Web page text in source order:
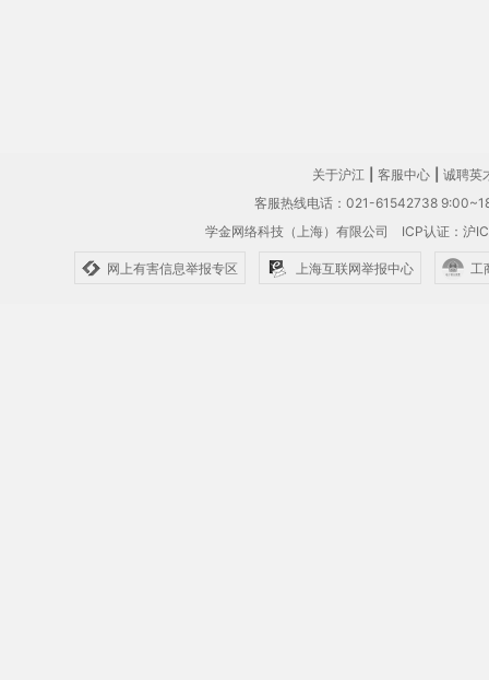
关于沪江 客服中心
诚聘英
客服热线电话：021-61542738
学金网络科技（上海）有限公司 ICP认证：沪
网上有害信息举报专区 上海互联网举报中心 工